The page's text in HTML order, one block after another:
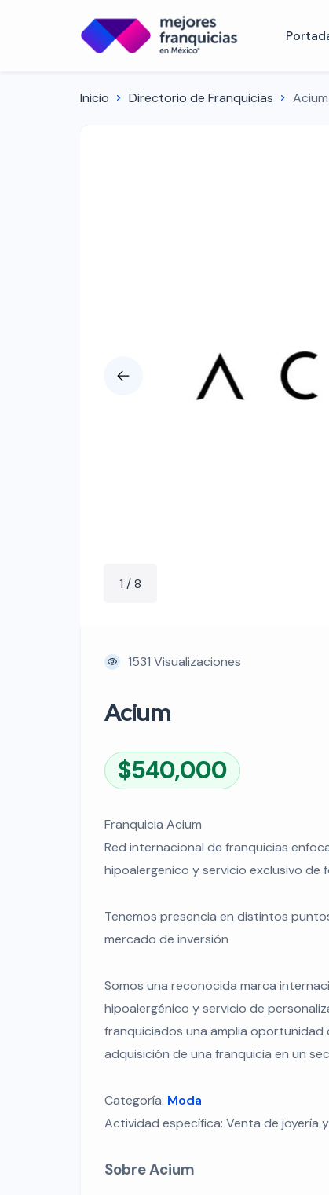
Inicio Directorio de Franquicias Acium
1 / 8
1531 Visualizaciones
Acium
$540,000
Franquicia Acium
Red internacional de franquicias
hipoalergenico y servicio exclusivo de
Tenemos presencia en distintos
mercado de inversión
Somos una reconocida marca
hipoalergénico y servicio de
franquiciados una amplia
adquisición de una franquicia en un
Categoría: Moda
Actividad específica: Venta de joyería
Sobre Acium